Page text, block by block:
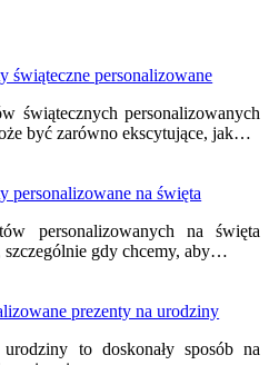
świąteczne personalizowane
świątecznych personalizowanych
być zarówno ekscytujące, jak…
personalizowane na święta
personalizowanych na święta
gdy chcemy, aby…
prezenty na urodziny
to doskonały sposób na